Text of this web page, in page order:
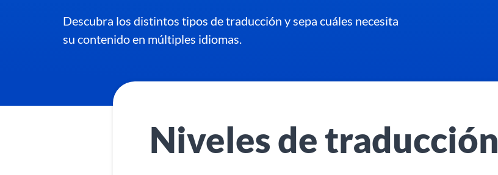
Descubra los distintos tipos de traducción y sepa cuáles necesita
su contenido en múltiples idiomas.
Niveles de traducción